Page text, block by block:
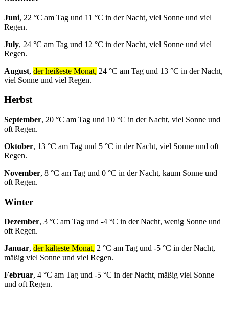
Juni, 22 °C am Tag und 11 °C in der Nacht, viel Sonne und viel
Regen.
July, 24 °C am Tag und 12 °C in der Nacht, viel Sonne und viel
Regen.
August, der heißeste Monat, 24 °C am Tag und 13 °C in der Nacht,
viel Sonne und viel Regen.
Herbst
September, 20 °C am Tag und 10 °C in der Nacht, viel Sonne und
oft Regen.
Oktober, 13 °C am Tag und 5 °C in der Nacht, viel Sonne und oft
Regen.
November, 8 °C am Tag und 0 °C in der Nacht, kaum Sonne und
oft Regen.
Winter
Dezember, 3 °C am Tag und -4 °C in der Nacht, wenig Sonne und
oft Regen.
Januar, der kälteste Monat, 2 °C am Tag und -5 °C in der Nacht,
mäßig viel Sonne und viel Regen.
Februar, 4 °C am Tag und -5 °C in der Nacht, mäßig viel Sonne
und oft Regen.